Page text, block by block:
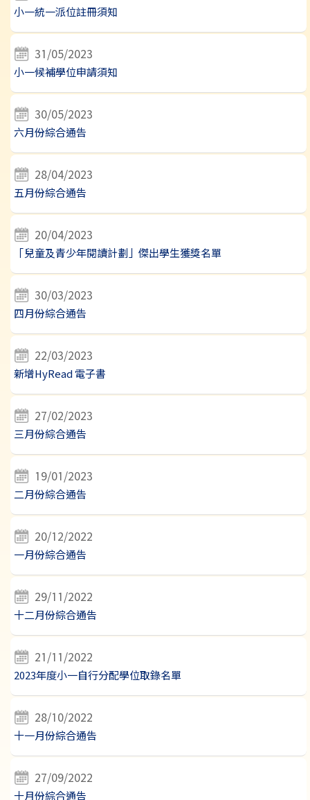
小一統一派位註冊須知
31/05/2023
小一候補學位申請須知
30/05/2023
六月份綜合通告
28/04/2023
五月份綜合通告
20/04/2023
「兒童及青少年閱讀計劃」傑出學生獲獎名單
30/03/2023
四月份綜合通告
22/03/2023
新增HyRead 電子書
27/02/2023
三月份綜合通告
19/01/2023
二月份綜合通告
20/12/2022
一月份綜合通告
29/11/2022
十二月份綜合通告
21/11/2022
2023年度小一自行分配學位取錄名單
28/10/2022
十一月份綜合通告
27/09/2022
十月份綜合通告